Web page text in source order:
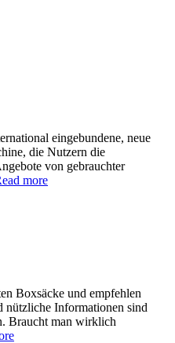
eingebundene, neue
die Nutzern die
von gebrauchter
more
Boxsäcke und empfehlen
nützliche Informationen sind
Braucht man wirklich